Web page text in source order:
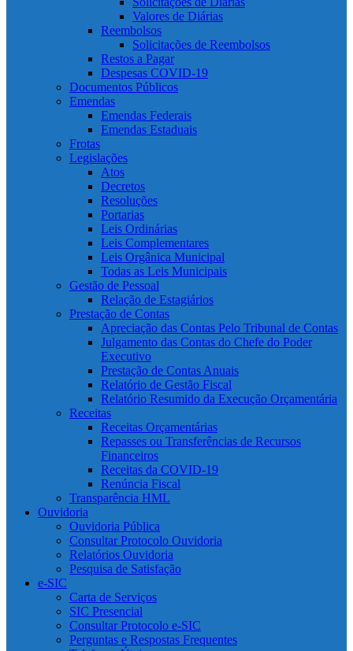
Valores de Diárias
Reembolsos
Solicitações de Reembolsos
Restos a Pagar
Despesas COVID-19
Documentos Públicos
Emendas
Emendas Federais
Emendas Estaduais
Frotas
Legislações
Atos
Decretos
Resoluções
Portarias
Leis Ordinárias
Leis Complementares
Leis Orgânica Municipal
Todas as Leis Municipais
Gestão de Pessoal
Relação de Estagiários
Prestação de Contas
Apreciação das Contas Pelo Tribunal de Contas
Julgamento das Contas do Chefe do Poder
Executivo
Prestação de Contas Anuais
Relatório de Gestão Fiscal
Relatório Resumido da Execução Orçamentária
Receitas
Receitas Orçamentárias
Repasses ou Transferências de Recursos
Financeiros
Receitas da COVID-19
Renúncia Fiscal
Transparência HML
Ouvidoria
Ouvidoria Pública
Consultar Protocolo Ouvidoria
Relatórios Ouvidoria
Pesquisa de Satisfação
e-SIC
Carta de Serviços
SIC Presencial
Consultar Protocolo e-SIC
Perguntas e Respostas Frequentes